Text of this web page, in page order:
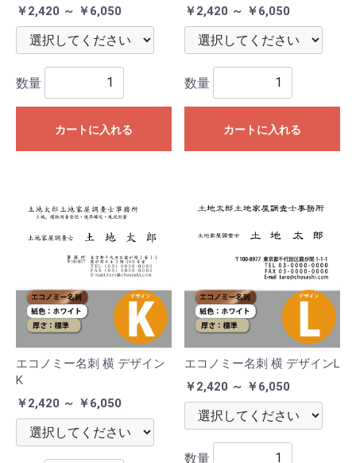
￥2,420 ～ ￥6,050
数量
カートに入れる
￥2,420 ～ ￥6,050
数量
カートに入れる
エコノミー名刺 横 デザイン
K
￥2,420 ～ ￥6,050
エコノミー名刺 横 デザインL
￥2,420 ～ ￥6,050
数量